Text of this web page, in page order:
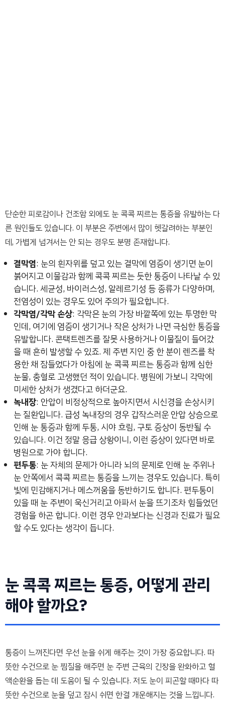
단순한 피로감이나 건조함 외에도 눈 콕콕 찌르는 통증을 유발하는 다
른 원인들도 있습니다. 이 부분은 주변에서 많이 헷갈려하는 부분인
데, 가볍게 넘겨서는 안 되는 경우도 분명 존재합니다.
결막염: 눈의 흰자위를 덮고 있는 결막에 염증이 생기면 눈이
붉어지고 이물감과 함께 콕콕 찌르는 듯한 통증이 나타날 수 있
습니다. 세균성, 바이러스성, 알레르기성 등 종류가 다양하며,
전염성이 있는 경우도 있어 주의가 필요합니다.
각막염/각막 손상: 각막은 눈의 가장 바깥쪽에 있는 투명한 막
인데, 여기에 염증이 생기거나 작은 상처가 나면 극심한 통증을
유발합니다. 콘택트렌즈를 잘못 사용하거나 이물질이 들어갔
을 때 흔히 발생할 수 있죠. 제 주변 지인 중 한 분이 렌즈를 착
용한 채 잠들었다가 아침에 눈 콕콕 찌르는 통증과 함께 심한
눈물, 충혈로 고생했던 적이 있습니다. 병원에 가보니 각막에
미세한 상처가 생겼다고 하더군요.
녹내장: 안압이 비정상적으로 높아지면서 시신경을 손상시키
는 질환입니다. 급성 녹내장의 경우 갑작스러운 안압 상승으로
인해 눈 통증과 함께 두통, 시야 흐림, 구토 증상이 동반될 수
있습니다. 이건 정말 응급 상황이니, 이런 증상이 있다면 바로
병원으로 가야 합니다.
편두통: 눈 자체의 문제가 아니라 뇌의 문제로 인해 눈 주위나
눈 안쪽에서 콕콕 찌르는 통증을 느끼는 경우도 있습니다. 특히
빛에 민감해지거나 메스꺼움을 동반하기도 합니다. 편두통이
있을 때 눈 주변이 욱신거리고 아파서 눈을 뜨기조차 힘들었던
경험을 하곤 합니다. 이런 경우 안과보다는 신경과 진료가 필요
할 수도 있다는 생각이 듭니다.
눈 콕콕 찌르는 통증, 어떻게 관리
해야 할까요?
통증이 느껴진다면 우선 눈을 쉬게 해주는 것이 가장 중요합니다. 따
뜻한 수건으로 눈 찜질을 해주면 눈 주변 근육의 긴장을 완화하고 혈
액순환을 돕는 데 도움이 될 수 있습니다. 저도 눈이 피곤할 때마다 따
뜻한 수건으로 눈을 덮고 잠시 쉬면 한결 개운해지는 것을 느낍니다.